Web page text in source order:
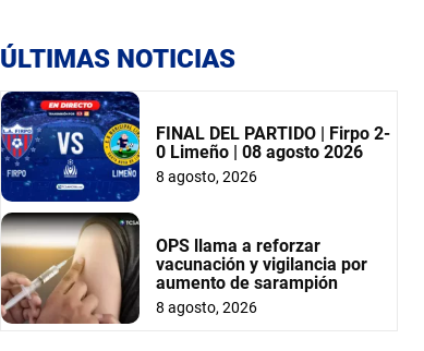
ÚLTIMAS NOTICIAS
FINAL DEL PARTIDO | Firpo 2-
0 Limeño | 08 agosto 2026
8 agosto, 2026
OPS llama a reforzar
vacunación y vigilancia por
aumento de sarampión
8 agosto, 2026